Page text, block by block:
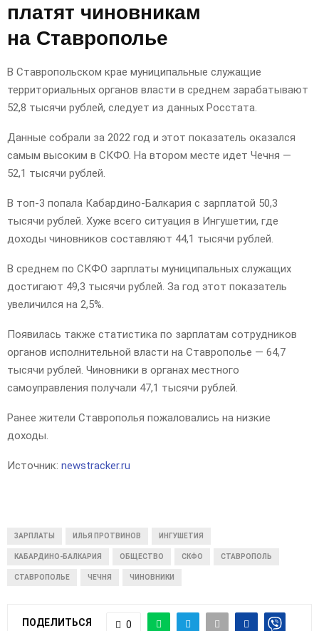
E
U
платят чиновникам
на Ставрополье
В Ставропольском крае муниципальные служащие
территориальных органов власти в среднем зарабатывают
52,8 тысячи рублей, следует из данных Росстата.
Данные собрали за 2022 год и этот показатель оказался
самым высоким в СКФО. На втором месте идет Чечня —
52,1 тысячи рублей.
В топ-3 попала Кабардино-Балкария с зарплатой 50,3
тысячи рублей. Хуже всего ситуация в Ингушетии, где
доходы чиновников составляют 44,1 тысячи рублей.
В среднем по СКФО зарплаты муниципальных служащих
достигают 49,3 тысячи рублей. За год этот показатель
увеличился на 2,5%.
Появилась также статистика по зарплатам сотрудников
органов исполнительной власти на Ставрополье — 64,7
тысячи рублей. Чиновники в органах местного
самоуправления получали 47,1 тысячи рублей.
Ранее жители Ставрополья пожаловались на низкие
доходы.
Источник: newstracker.ru
ЗАРПЛАТЫ ИЛЬЯ ПРОТВИНОВ ИНГУШЕТИЯ
КАБАРДИНО-БАЛКАРИЯ ОБЩЕСТВО СКФО СТАВРОПОЛЬ
СТАВРОПОЛЬЕ ЧЕЧНЯ ЧИНОВНИКИ
ПОДЕЛИТЬСЯ 0